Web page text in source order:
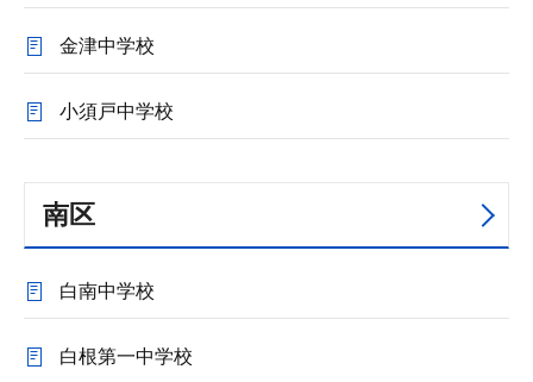
金津中学校
小須戸中学校
南区
白南中学校
白根第一中学校